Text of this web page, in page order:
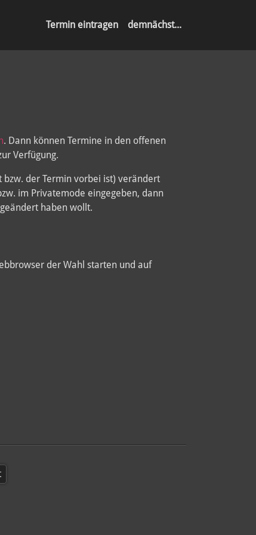
Termin eintragen demnächst...
. Dann können Termine in den offenen
Verfügung.
der Termin vorbei ist) verändert
im Privatemode eingegeben, dann
haben wollt.
der Wahl starten und auf